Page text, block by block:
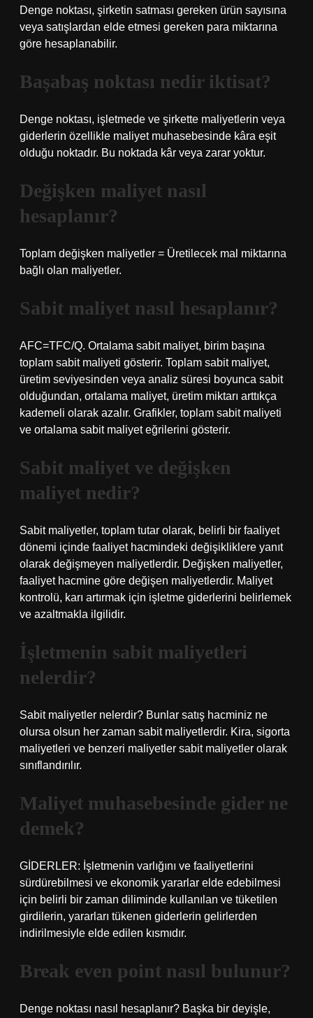
Denge noktası, şirketin satması gereken ürün sayısına
veya satışlardan elde etmesi gereken para miktarına
göre hesaplanabilir.
Başabaş noktası nedir iktisat?
Denge noktası, işletmede ve şirkette maliyetlerin veya
giderlerin özellikle maliyet muhasebesinde kâra eşit
olduğu noktadır. Bu noktada kâr veya zarar yoktur.
Değişken maliyet nasıl
hesaplanır?
Toplam değişken maliyetler = Üretilecek mal miktarına
bağlı olan maliyetler.
Sabit maliyet nasıl hesaplanır?
AFC=TFC/Q. Ortalama sabit maliyet, birim başına
toplam sabit maliyeti gösterir. Toplam sabit maliyet,
üretim seviyesinden veya analiz süresi boyunca sabit
olduğundan, ortalama maliyet, üretim miktarı arttıkça
kademeli olarak azalır. Grafikler, toplam sabit maliyeti
ve ortalama sabit maliyet eğrilerini gösterir.
Sabit maliyet ve değişken
maliyet nedir?
Sabit maliyetler, toplam tutar olarak, belirli bir faaliyet
dönemi içinde faaliyet hacmindeki değişikliklere yanıt
olarak değişmeyen maliyetlerdir. Değişken maliyetler,
faaliyet hacmine göre değişen maliyetlerdir. Maliyet
kontrolü, karı artırmak için işletme giderlerini belirlemek
ve azaltmakla ilgilidir.
İşletmenin sabit maliyetleri
nelerdir?
Sabit maliyetler nelerdir? Bunlar satış hacminiz ne
olursa olsun her zaman sabit maliyetlerdir. Kira, sigorta
maliyetleri ve benzeri maliyetler sabit maliyetler olarak
sınıflandırılır.
Maliyet muhasebesinde gider ne
demek?
GİDERLER: İşletmenin varlığını ve faaliyetlerini
sürdürebilmesi ve ekonomik yararlar elde edebilmesi
için belirli bir zaman diliminde kullanılan ve tüketilen
girdilerin, yararları tükenen giderlerin gelirlerden
indirilmesiyle elde edilen kısmıdır.
Break even point nasıl bulunur?
Denge noktası nasıl hesaplanır? Başka bir deyişle,